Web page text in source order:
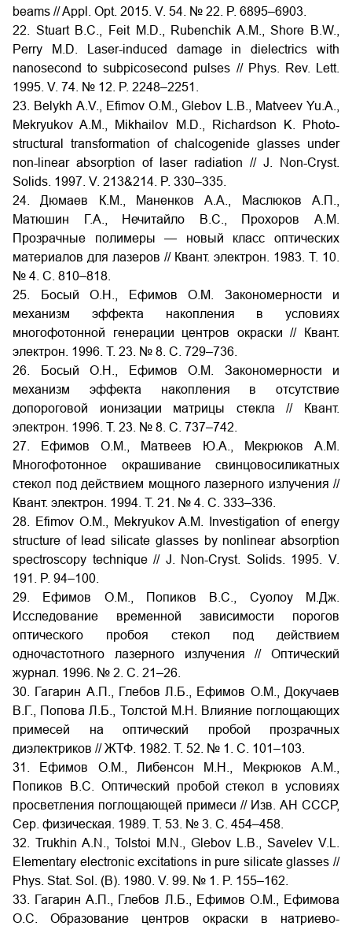
beams // Appl. Opt. 2015. V. 54. № 22. P. 6895–6903.
22. Stuart B.C., Feit M.D., Rubenchik A.M., Shore B.W.,
Perry M.D. Laser-induced damage in dielectrics with
nanosecond to subpicosecond pulses // Phys. Rev. Lett.
1995. V. 74. № 12. P. 2248–2251.
23. Belykh A.V., Efimov O.M., Glebov L.B., Matveev Yu.A.,
Mekryukov A.M., Mikhailov M.D., Richardson K. Photo-
structural transformation of chalcogenide glasses under
non-linear absorption of laser radiation // J. Non-Cryst.
Solids. 1997. V. 213&214. P. 330–335.
24. Дюмаев К.М., Маненков А.А., Маслюков А.П.,
Матюшин Г.А., Нечитайло В.С., Прохоров А.М.
Прозрачные полимеры — новый класс оптических
материалов для лазеров // Квант. электрон. 1983. Т. 10.
№ 4. С. 810–818.
25. Босый О.Н., Ефимов О.М. Закономерности и
механизм эффекта накопления в условиях
многофотонной генерации центров окраски // Квант.
электрон. 1996. Т. 23. № 8. С. 729–736.
26. Босый О.Н., Ефимов О.М. Закономерности и
механизм эффекта накопления в отсутствие
допороговой ионизации матрицы стекла // Квант.
электрон. 1996. Т. 23. № 8. С. 737–742.
27. Ефимов О.М., Матвеев Ю.А., Мекрюков А.М.
Многофотонное окрашивание свинцовосиликатных
стекол под действием мощного лазерного излучения //
Квант. электрон. 1994. Т. 21. № 4. С. 333–336.
28. Efimov O.M., Mekryukov A.M. Investigation of energy
structure of lead silicate glasses by nonlinear absorption
spectroscopy technique // J. Non-Cryst. Solids. 1995. V.
191. P. 94–100.
29. Ефимов О.М., Попиков В.С., Суолоу М.Дж.
Исследование временной зависимости порогов
оптического пробоя стекол под действием
одночастотного лазерного излучения // Оптический
журнал. 1996. № 2. С. 21–26.
30. Гагарин А.П., Глебов Л.Б., Ефимов О.М., Докучаев
В.Г., Попова Л.Б., Толстой М.Н. Влияние поглощающих
примесей на оптический пробой прозрачных
диэлектриков // ЖТФ. 1982. Т. 52. № 1. С. 101–103.
31. Ефимов О.М., Либенсон М.Н., Мекрюков А.М.,
Попиков В.С. Оптический пробой стекол в условиях
просветления поглощающей примеси // Изв. АН СССР,
Сер. физическая. 1989. Т. 53. № 3. С. 454–458.
32. Trukhin A.N., Tolstoi M.N., Glebov L.B., Savelev V.L.
Elementary electronic excitations in pure silicate glasses //
Phys. Stat. Sol. (B). 1980. V. 99. № 1. P. 155–162.
33. Гагарин А.П., Глебов Л.Б., Ефимов О.М., Ефимова
О.С. Образование центров окраски в натриево-